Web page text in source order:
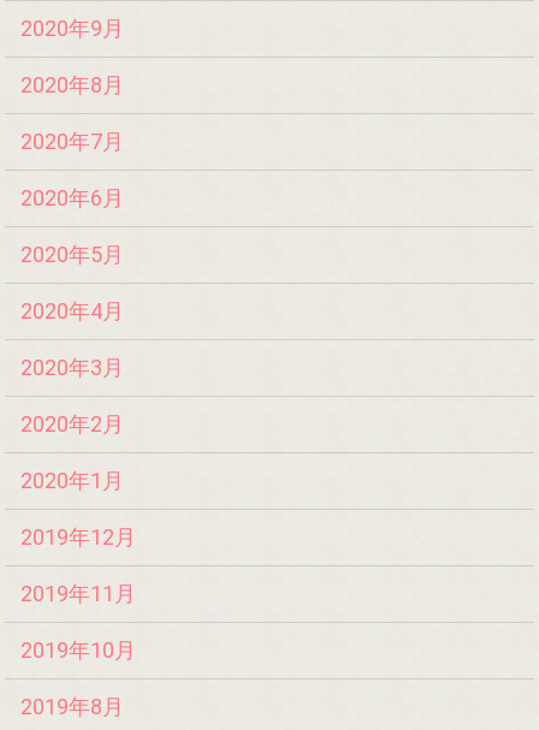
2020年9月
2020年8月
2020年7月
2020年6月
2020年5月
2020年4月
2020年3月
2020年2月
2020年1月
2019年12月
2019年11月
2019年10月
2019年8月